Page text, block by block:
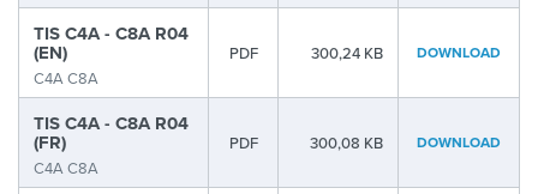
TIS C4A - C8A R04
(EN)
C4A C8A
PDF 300,24 KB DOWNLOAD
TIS C4A - C8A R04
(FR)
C4A C8A
PDF 300,08 KB DOWNLOAD